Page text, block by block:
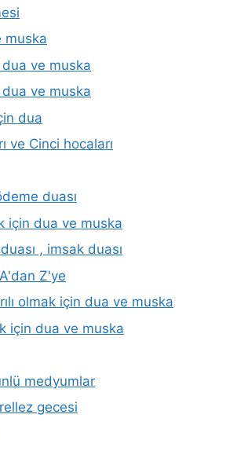
muska
ve muska
ve muska
dua
ve Cinci hocaları
duası
için dua ve muska
, imsak duası
Z'ye
olmak için dua ve muska
için dua ve muska
medyumlar
gecesi